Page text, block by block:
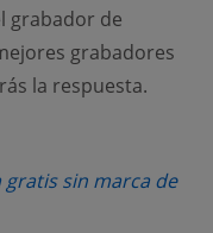
grabador de
grabadores
la respuesta.
sin marca de